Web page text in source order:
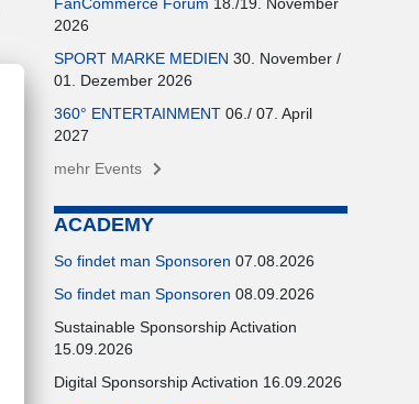
2026
SPORT MARKE MEDIEN 30. November /
01. Dezember 2026
360° ENTERTAINMENT 06./ 07. April
2027
mehr Events
ACADEMY
So findet man Sponsoren 07.08.2026
So findet man Sponsoren 08.09.2026
Sustainable Sponsorship Activation
15.09.2026
Digital Sponsorship Activation 16.09.2026